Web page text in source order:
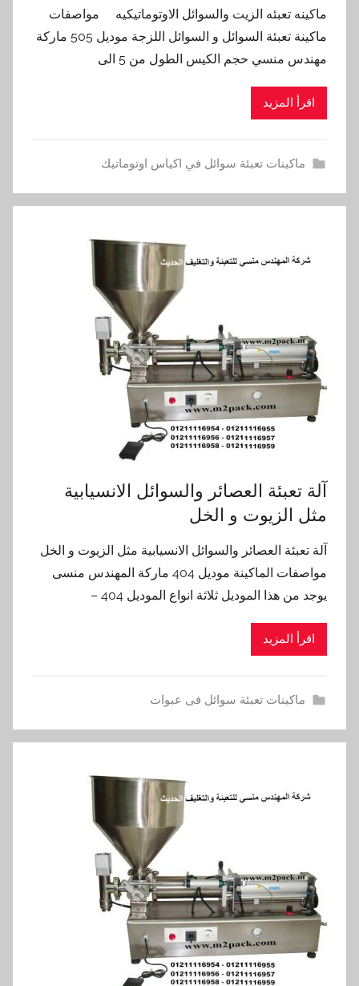
ماكينه تعبئه الزيت والسوائل الاوتوماتيكيه مواصفات
ماكينة تعبئة السوائل و السوائل اللزجة موديل 505 ماركة
مهندس منسي حجم الكيس الطول من 5 الى
اقرأ المزيد
ماكينات تعبئة سوائل في اكياس اوتوماتيك
آلة تعبئة العصائر والسوائل الانسيابية
مثل الزيوت و الخل
آلة تعبئة العصائر والسوائل الانسيابية مثل الزيوت و الخل
مواصفات الماكينة موديل 404 ماركة المهندس منسى
يوجد من هذا الموديل ثلاثة انواع الموديل 404 –
اقرأ المزيد
ماكينات تعبئة سوائل فى عبوات